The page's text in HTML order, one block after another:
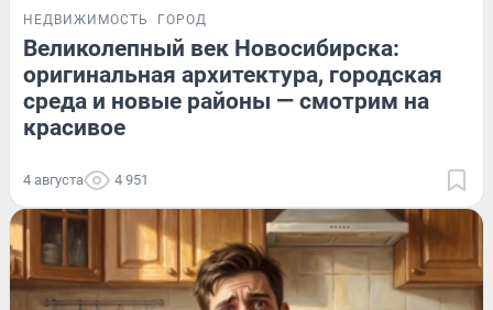
НЕДВИЖИМОСТЬ ГОРОД
Великолепный век Новосибирска:
оригинальная архитектура, городская
среда и новые районы — смотрим на
красивое
4 августа 4 951